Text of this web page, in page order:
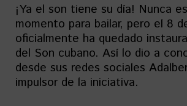
¡Ya el son tiene su día! Nunca
momento para bailar, pero el 8
oficialmente ha quedado
del Son cubano. Así lo dio a
desde sus redes sociales
impulsor de la iniciativa.